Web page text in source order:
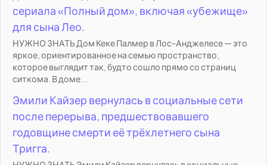
сериала «Полный дом», включая «убежище»
для сына Лео.
НУЖНО ЗНАТЬ Дом Кеке Палмер в Лос-Анджелесе — это
яркое, ориентированное на семью пространство,
которое выглядит так, будто сошло прямо со страниц
ситкома. В доме...
Эмили Кайзер вернулась в социальные сети
после перерыва, предшествовавшего
годовщине смерти её трёхлетнего сына
Тригга.